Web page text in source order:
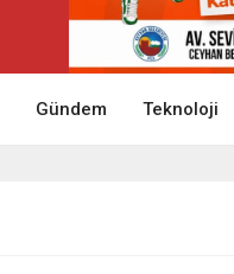
Gündem Teknoloji